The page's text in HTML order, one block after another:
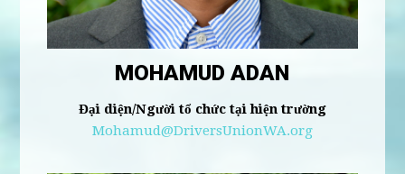
MOHAMUD ADAN
Đại diện/Người tổ chức tại hiện trường
Mohamud@DriversUnionWA.org